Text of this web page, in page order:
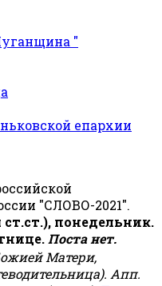
"
епархии
"СЛОВО-2021".
ст.ст.), понедельник.
Поста нет.
Матери,
Апп.